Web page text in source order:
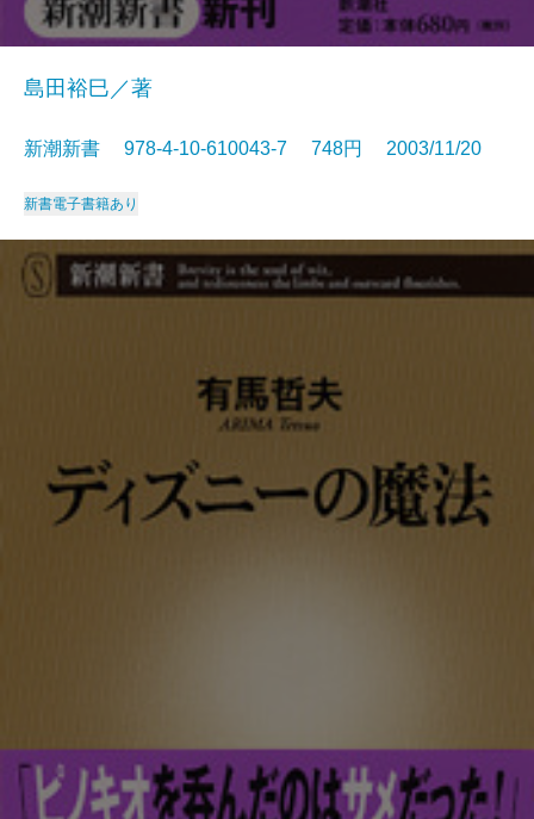
島田裕巳／著
新潮新書 978-4-10-610043-7 748円 2003/11/20
新書電子書籍あり